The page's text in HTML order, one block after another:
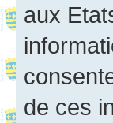
aux
de ces